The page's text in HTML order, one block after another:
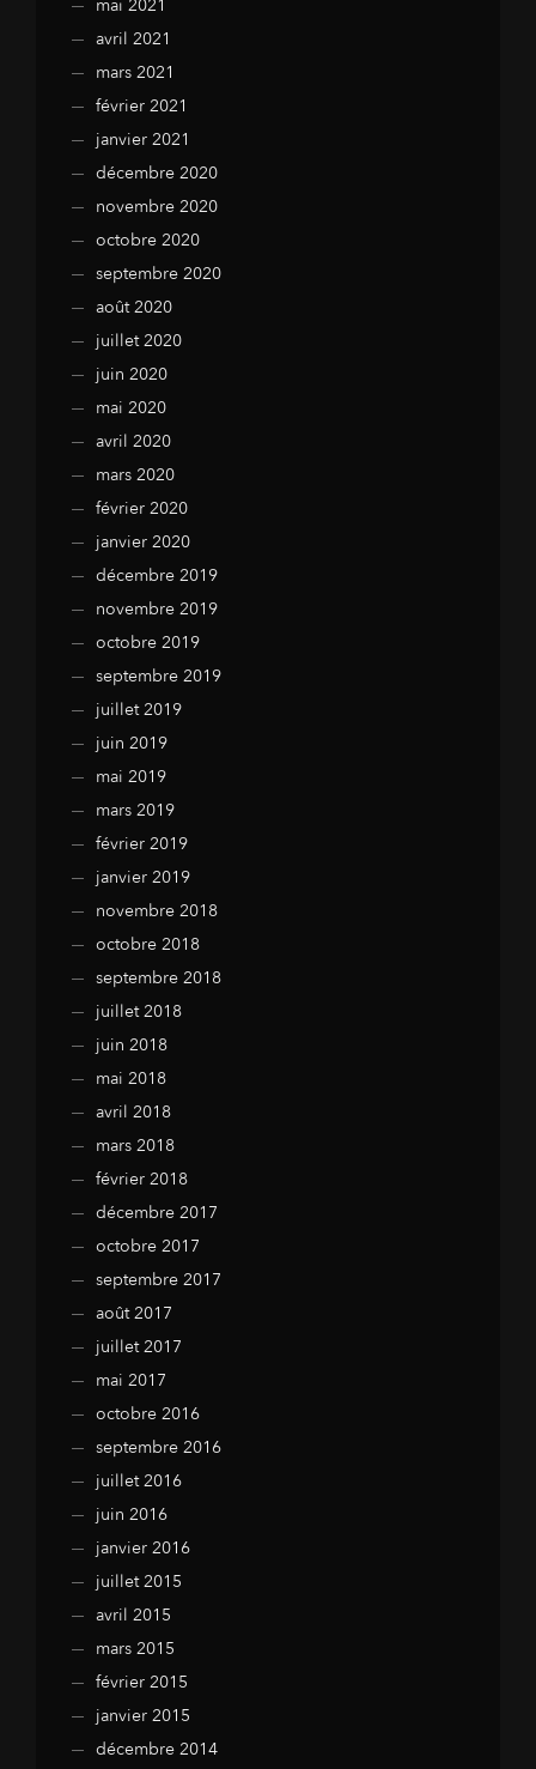
mai 2021
avril 2021
mars 2021
février 2021
janvier 2021
décembre 2020
novembre 2020
octobre 2020
septembre 2020
août 2020
juillet 2020
juin 2020
mai 2020
avril 2020
mars 2020
février 2020
janvier 2020
décembre 2019
novembre 2019
octobre 2019
septembre 2019
juillet 2019
juin 2019
mai 2019
mars 2019
février 2019
janvier 2019
novembre 2018
octobre 2018
septembre 2018
juillet 2018
juin 2018
mai 2018
avril 2018
mars 2018
février 2018
décembre 2017
octobre 2017
septembre 2017
août 2017
juillet 2017
mai 2017
octobre 2016
septembre 2016
juillet 2016
juin 2016
janvier 2016
juillet 2015
avril 2015
mars 2015
février 2015
janvier 2015
décembre 2014